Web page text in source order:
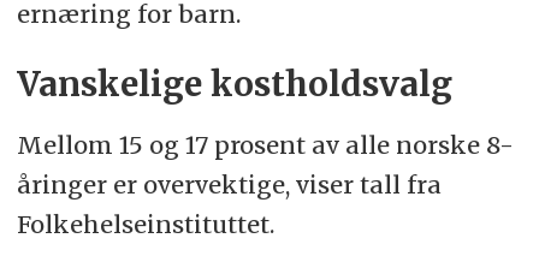
ernæring for barn.
Vanskelige kostholdsvalg
Mellom 15 og 17 prosent av alle norske 8-
åringer er overvektige, viser tall fra
Folkehelseinstituttet.